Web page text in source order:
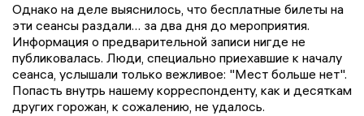
Однако на деле выяснилось, что бесплатные билеты на
эти сеансы раздали… за два дня до мероприятия.
Информация о предварительной записи нигде не
публиковалась. Люди, специально приехавшие к началу
сеанса, услышали только вежливое: "Мест больше нет".
Попасть внутрь нашему корреспонденту, как и десяткам
других горожан, к сожалению, не удалось.